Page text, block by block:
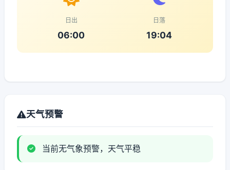
日出
06:00
日落
19:04
天气预警
当前无气象预警，天气平稳